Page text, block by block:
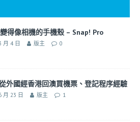
得像相機的手機殼 – Snap! Pro
月 4 日 版主 0
外國經香港回澳買機票、登記程序經驗
月 23 日 版主 1